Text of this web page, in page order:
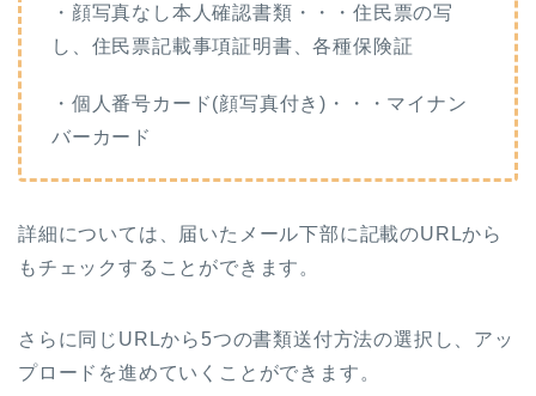
・顔写真なし本人確認書類・・・住民票の写
し、住民票記載事項証明書、各種保険証
・個人番号カード(顔写真付き)・・・マイナン
バーカード
詳細については、届いたメール下部に記載のURLから
もチェックすることができます。
さらに同じURLから5つの書類送付方法の選択し、アッ
プロードを進めていくことができます。